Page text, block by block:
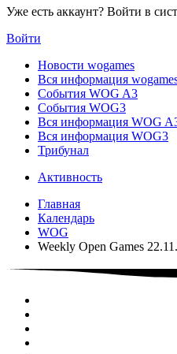
Уже есть аккаунт? Войти в
Войти
Новости wogames
Вся информация
События WOG A3
События WOG3
Вся информация WOG
Вся информация WOG3
Трибунал
Активность
Главная
Календарь
WOG
Weekly Open Games